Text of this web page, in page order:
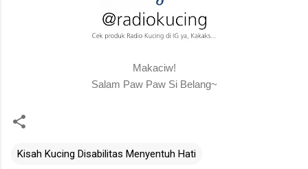
Makaciw!
Salam Paw Paw Si Belang~
Kisah Kucing Disabilitas Menyentuh Hati